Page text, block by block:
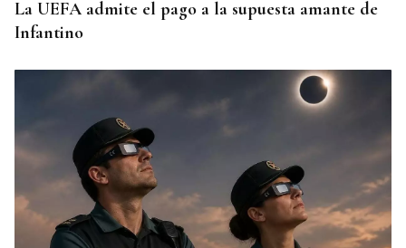
La UEFA admite el pago a la supuesta amante de
Infantino